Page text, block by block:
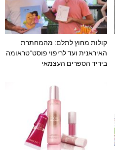
קולות מחוץ לתלם: מהמחתרת
האיראנית ועד לריפוי פוסט־טראומה
ביריד הספרים העצמאי